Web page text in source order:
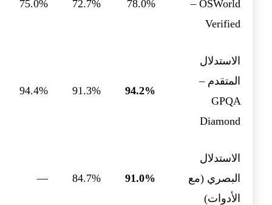
– OSWorld
Verified
78.0%
72.7%
75.0%
الاستدلال
المتقدم –
GPQA
Diamond
94.2%
91.3%
94.4%
الاستدلال
البصري (مع
الأدوات)
91.0%
84.7%
—